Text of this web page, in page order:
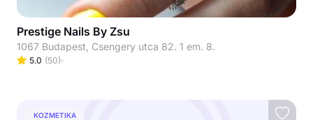
Prestige Nails By Zsu
1067 Budapest, Csengery utca 82. 1 em. 8.
5.0 (50)
KOZMETIKA